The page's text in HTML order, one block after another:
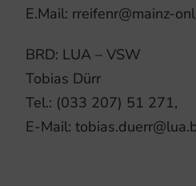
E.Mail: rreifenr@mainz-
BRD: LUA – VSW
Tobias Dürr
Tel.: (033 207) 51 271,
E-Mail: